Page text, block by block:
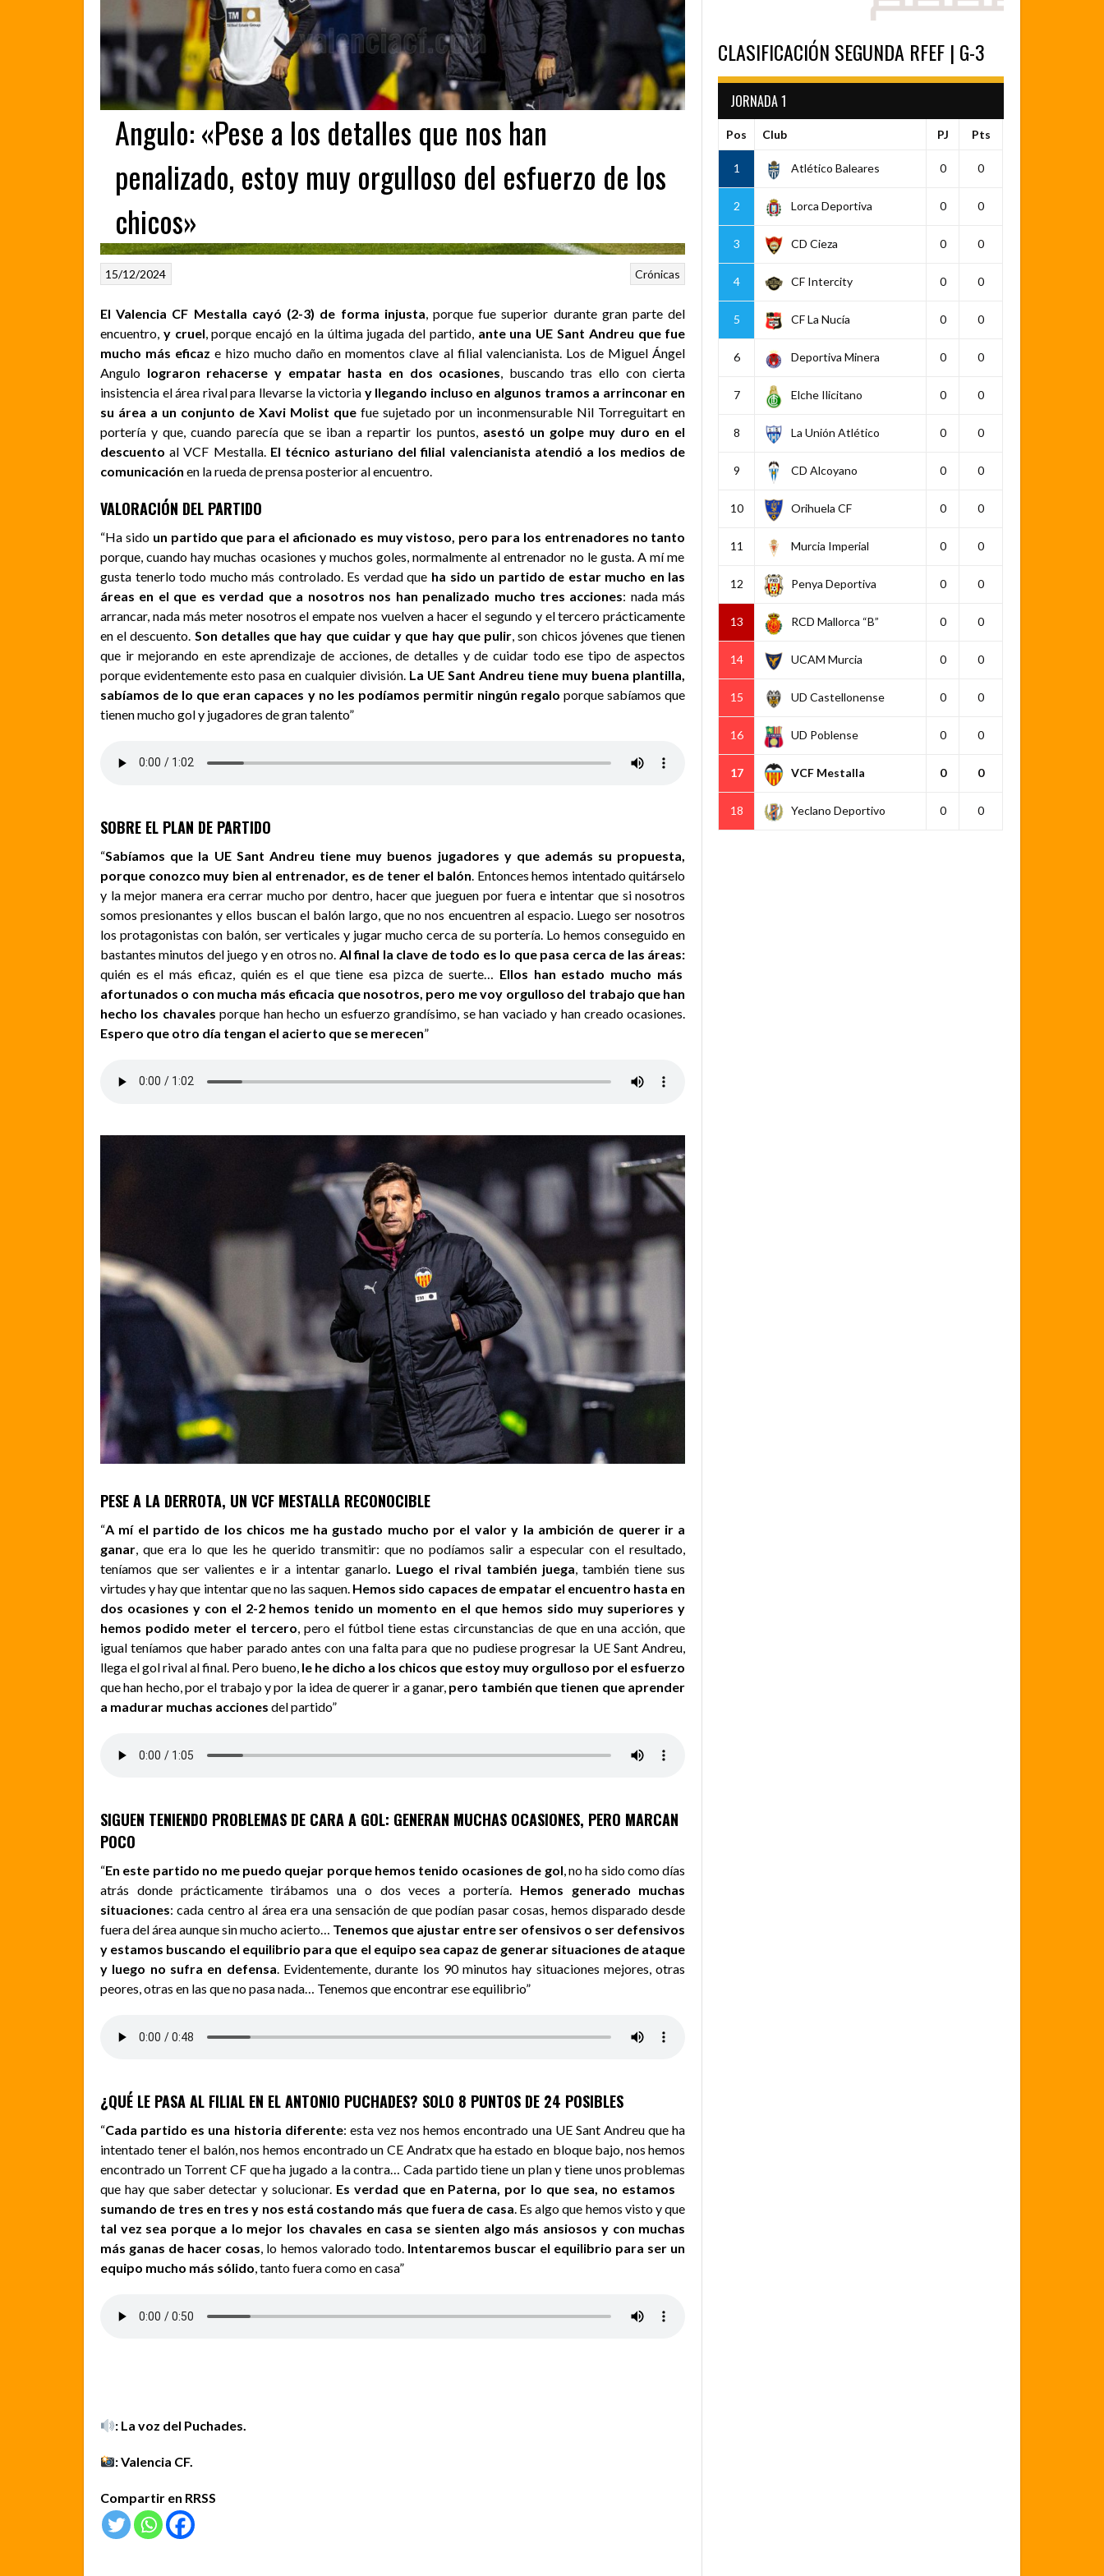
Angulo: «Pese a los detalles que nos han
penalizado, estoy muy orgulloso del esfuerzo de los
chicos»
Crónicas
15/12/2024
El Valencia CF Mestalla cayó (2-3) de forma injusta , porque fue superior durante gran parte del
encuentro, y cruel , porque encajó en la última jugada del partido, ante una UE Sant Andreu que fue
mucho más eficaz e hizo mucho daño en momentos clave al filial valencianista. Los de Miguel Ángel
Angulo lograron rehacerse y empatar hasta en dos ocasiones , buscando tras ello con cierta
insistencia el área rival para llevarse la victoria y llegando incluso en algunos tramos a arrinconar en
su área a un conjunto de Xavi Molist que fue sujetado por un inconmensurable Nil Torreguitart en
portería y que, cuando parecía que se iban a repartir los puntos, asestó un golpe muy duro en el
descuento al VCF Mestalla. El técnico asturiano del filial valencianista atendió a los medios de
comunicación en la rueda de prensa posterior al encuentro.
VALORACIÓN DEL PARTIDO
“Ha sido un partido que para el aficionado es muy vistoso, pero para los entrenadores no tanto
porque, cuando hay muchas ocasiones y muchos goles, normalmente al entrenador no le gusta. A mí me
gusta tenerlo todo mucho más controlado. Es verdad que ha sido un partido de estar mucho en las
áreas en el que es verdad que a nosotros nos han penalizado mucho tres acciones: nada más
arrancar, nada más meter nosotros el empate nos vuelven a hacer el segundo y el tercero prácticamente
en el descuento. Son detalles que hay que cuidar y que hay que pulir , son chicos jóvenes que tienen
que ir mejorando en este aprendizaje de acciones, de detalles y de cuidar todo ese tipo de aspectos
porque evidentemente esto pasa en cualquier división. La UE Sant Andreu tiene muy buena plantilla,
sabíamos de lo que eran capaces y no les podíamos permitir ningún regalo porque sabíamos que
tienen mucho gol y jugadores de gran talento”
SOBRE EL PLAN DE PARTIDO
“Sabíamos que la UE Sant Andreu tiene muy buenos jugadores y que además su propuesta,
porque conozco muy bien al entrenador, es de tener el balón . Entonces hemos intentado quitárselo
y la mejor manera era cerrar mucho por dentro, hacer que jueguen por fuera e intentar que si nosotros
somos presionantes y ellos buscan el balón largo, que no nos encuentren al espacio. Luego ser nosotros
los protagonistas con balón, ser verticales y jugar mucho cerca de su portería. Lo hemos conseguido en
bastantes minutos del juego y en otros no. Al final la clave de todo es lo que pasa cerca de las áreas:
quién es el más eficaz, quién es el que tiene esa pizca de suerte… Ellos han estado mucho más
afortunados o con mucha más eficacia que nosotros, pero me voy orgulloso del trabajo que han
hecho los chavales porque han hecho un esfuerzo grandísimo, se han vaciado y han creado ocasiones.
Espero que otro día tengan el acierto que se merecen”
PESE A LA DERROTA, UN VCF MESTALLA RECONOCIBLE
“A mí el partido de los chicos me ha gustado mucho por el valor y la ambición de querer ir a
ganar, que era lo que les he querido transmitir: que no podíamos salir a especular con el resultado,
teníamos que ser valientes e ir a intentar ganarlo. Luego el rival también juega, también tiene sus
virtudes y hay que intentar que no las saquen. Hemos sido capaces de empatar el encuentro hasta en
dos ocasiones y con el 2-2 hemos tenido un momento en el que hemos sido muy superiores y
hemos podido meter el tercero, pero el fútbol tiene estas circunstancias de que en una acción, que
igual teníamos que haber parado antes con una falta para que no pudiese progresar la UE Sant Andreu,
llega el gol rival al final. Pero bueno, le he dicho a los chicos que estoy muy orgulloso por el esfuerzo
que han hecho, por el trabajo y por la idea de querer ir a ganar, pero también que tienen que aprender
a madurar muchas acciones del partido”
SIGUEN TENIENDO PROBLEMAS DE CARA A GOL: GENERAN MUCHAS OCASIONES, PERO MARCAN
POCO
“En este partido no me puedo quejar porque hemos tenido ocasiones de gol, no ha sido como días
atrás donde prácticamente tirábamos una o dos veces a portería. Hemos generado muchas
situaciones: cada centro al área era una sensación de que podían pasar cosas, hemos disparado desde
fuera del área aunque sin mucho acierto… Tenemos que ajustar entre ser ofensivos o ser defensivos
y estamos buscando el equilibrio para que el equipo sea capaz de generar situaciones de ataque
y luego no sufra en defensa. Evidentemente, durante los 90 minutos hay situaciones mejores, otras
peores, otras en las que no pasa nada… Tenemos que encontrar ese equilibrio”
¿QUÉ LE PASA AL FILIAL EN EL ANTONIO PUCHADES? SOLO 8 PUNTOS DE 24 POSIBLES
“Cada partido es una historia diferente: esta vez nos hemos encontrado una UE Sant Andreu que ha
intentado tener el balón, nos hemos encontrado un CE Andratx que ha estado en bloque bajo, nos hemos
encontrado un Torrent CF que ha jugado a la contra… Cada partido tiene un plan y tiene unos problemas
que hay que saber detectar y solucionar. Es verdad que en Paterna, por lo que sea, no estamos
sumando de tres en tres y nos está costando más que fuera de casa. Es algo que hemos visto y que
tal vez sea porque a lo mejor los chavales en casa se sienten algo más ansiosos y con muchas
más ganas de hacer cosas, lo hemos valorado todo. Intentaremos buscar el equilibrio para ser un
equipo mucho más sólido, tanto fuera como en casa”
: La voz del Puchades.
: Valencia CF.
Compartir en RRSS
CLASIFICACIÓN SEGUNDA RFEF | G-3
JORNADA 1
Pos Club PJ Pts
1 Atlético Baleares 0 0
2 Lorca Deportiva 0 0
3 CD Cieza 0 0
4 CF Intercity 0 0
5 CF La Nucía 0 0
6 Deportiva Minera 0 0
7 Elche Ilicitano 0 0
8 La Unión Atlético 0 0
9 CD Alcoyano 0 0
10 Orihuela CF 0 0
11 Murcia Imperial 0 0
12 Penya Deportiva 0 0
13 RCD Mallorca “B” 0 0
14 UCAM Murcia 0 0
15 UD Castellonense 0 0
16 UD Poblense 0 0
17 VCF Mestalla 0 0
18 Yeclano Deportivo 0 0